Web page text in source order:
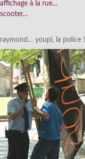
affichage à la rue…
scooter…
raymond… youpi, la police !